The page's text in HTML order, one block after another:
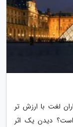
لغت با ارزش تر
دیدن یک اثر